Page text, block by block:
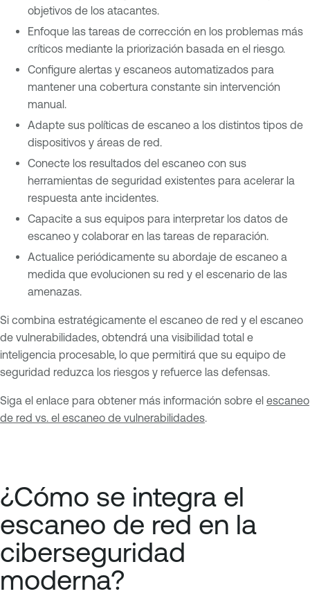
objetivos de los atacantes.
Enfoque las tareas de corrección en los problemas más
críticos mediante la priorización basada en el riesgo.
Configure alertas y escaneos automatizados para
mantener una cobertura constante sin intervención
manual.
Adapte sus políticas de escaneo a los distintos tipos de
dispositivos y áreas de red.
Conecte los resultados del escaneo con sus
herramientas de seguridad existentes para acelerar la
respuesta ante incidentes.
Capacite a sus equipos para interpretar los datos de
escaneo y colaborar en las tareas de reparación.
Actualice periódicamente su abordaje de escaneo a
medida que evolucionen su red y el escenario de las
amenazas.
Si combina estratégicamente el escaneo de red y el escaneo
de vulnerabilidades, obtendrá una visibilidad total e
inteligencia procesable, lo que permitirá que su equipo de
seguridad reduzca los riesgos y refuerce las defensas.
Siga el enlace para obtener más información sobre el escaneo
de red vs. el escaneo de vulnerabilidades
¿Cómo se integra el
escaneo de red en la
ciberseguridad
moderna?